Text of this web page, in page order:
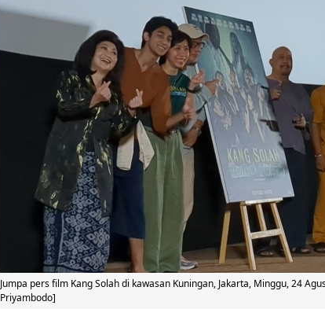
Jumpa pers film Kang Solah di kawasan Kuningan, Jakarta, Minggu, 24
Priyambodo]